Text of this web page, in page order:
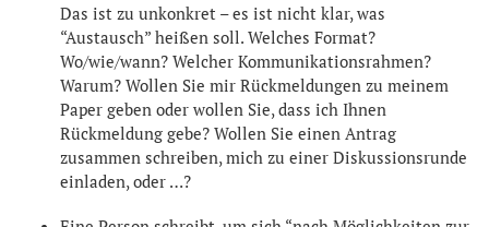
Das ist zu unkonkret – es ist nicht klar, was
“Austausch” heißen soll. Welches Format?
Wo/wie/wann? Welcher Kommunikationsrahmen?
Warum? Wollen Sie mir Rückmeldungen zu meinem
Paper geben oder wollen Sie, dass ich Ihnen
Rückmeldung gebe? Wollen Sie einen Antrag
zusammen schreiben, mich zu einer Diskussionsrunde
einladen, oder …?